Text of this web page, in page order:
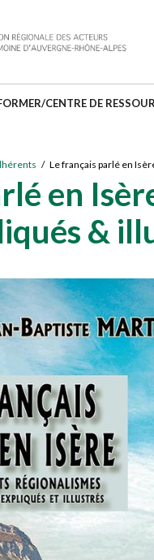
CENTRE DE
/ Le français parlé en
en
&